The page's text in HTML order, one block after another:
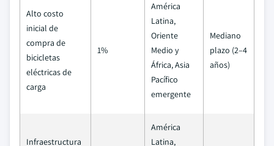
Alto costo
inicial de
compra de
bicicletas
eléctricas de
carga
1%
América
Latina,
Oriente
Medio y
África, Asia
Pacífico
emergente
Mediano
plazo (2–4
años)
Infraestructura
América
Latina,